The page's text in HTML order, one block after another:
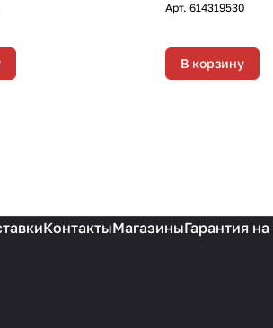
Арт.614319530
В корзину
КонтактыМагазиныГарантия